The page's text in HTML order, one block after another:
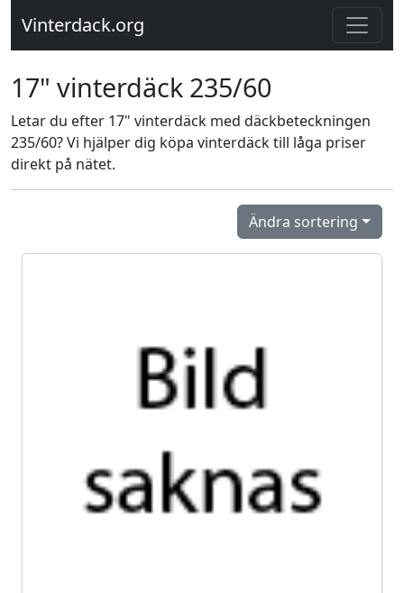
Vinterdack.org
17" vinterdäck 235/60
Letar du efter 17" vinterdäck med däckbeteckningen
235/60? Vi hjälper dig köpa vinterdäck till låga priser
direkt på nätet.
Ändra sortering